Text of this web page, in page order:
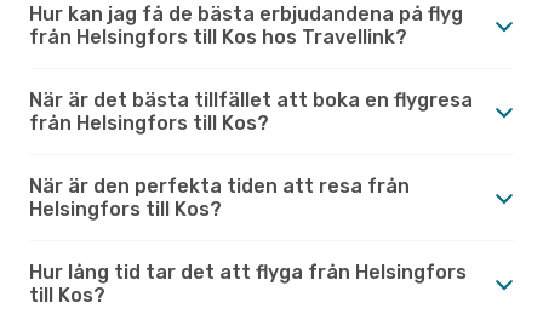
Hur kan jag få de bästa erbjudandena på flyg
från Helsingfors till Kos hos Travellink?
När är det bästa tillfället att boka en flygresa
från Helsingfors till Kos?
När är den perfekta tiden att resa från
Helsingfors till Kos?
Hur lång tid tar det att flyga från Helsingfors
till Kos?